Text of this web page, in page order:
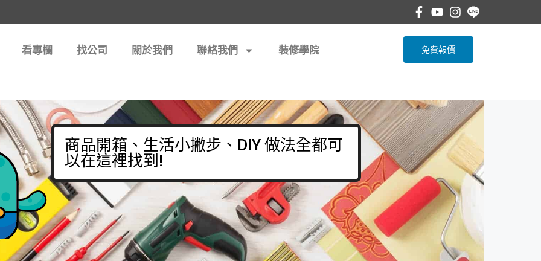
看專欄 找公司 關於我們 聯絡我們 裝修學院 免費報價
商品開箱、生活小撇步、DIY 做法全都可
以在這裡找到!